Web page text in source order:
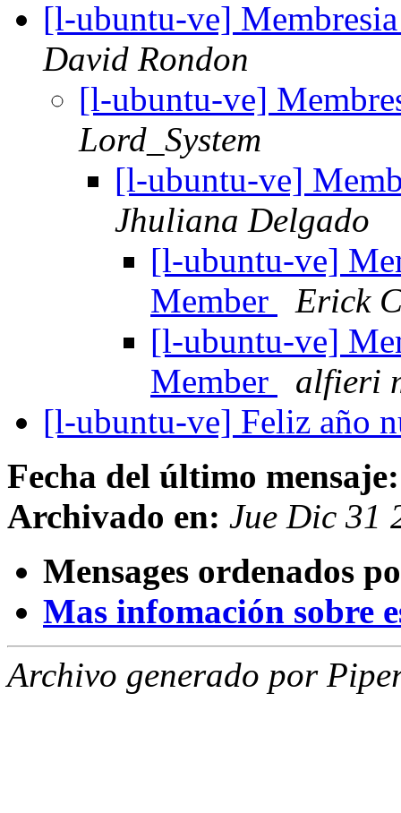
[l-ubuntu-ve]
David Rondon
[l-ubuntu-ve]
Lord_System
[l-ubuntu-ve]
Jhuliana Delgado
[l-ubuntu-ve]
Member
Erick
[l-ubuntu-ve]
Member
alfieri
[l-ubuntu-ve] Feliz año
Fecha del último mensaje:
Archivado en: Jue Dic 31
Mensages ordenados
Mas infomación sobre
Archivo generado por